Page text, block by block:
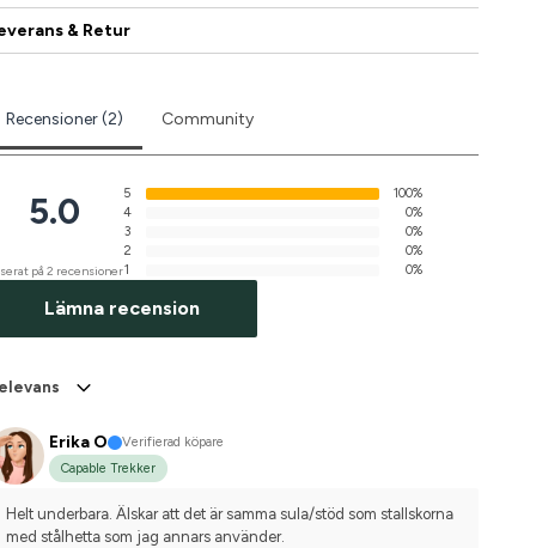
& Retur
Recensioner (2) Community
5.0
på 2 recensioner
5
100%
4
0%
3
0%
2
0%
1
0%
Lämna recension
Erika O
Verifierad köpare
Capable Trekker
Helt underbara. Älskar att det är samma sula/stöd som stallskorna
med stålhetta som jag annars använder.